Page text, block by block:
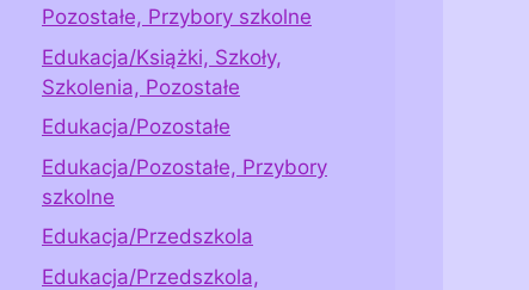
Pozostałe, Przybory szkolne
Edukacja/Książki, Szkoły,
Szkolenia, Pozostałe
Edukacja/Pozostałe
Edukacja/Pozostałe, Przybory
szkolne
Edukacja/Przedszkola
Edukacja/Przedszkola,